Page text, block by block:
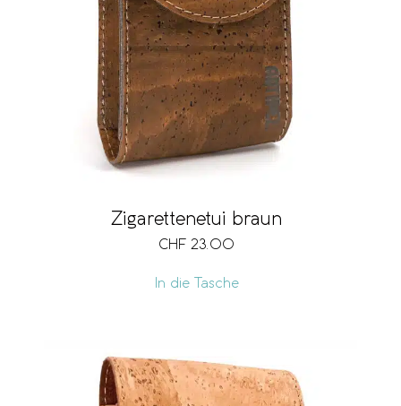
Zigarettenetui braun
CHF 23.00
In die Tasche